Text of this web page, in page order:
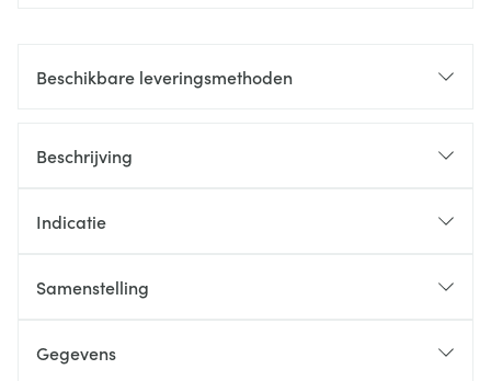
Beschikbare leveringsmethoden
Beschrijving
Indicatie
Samenstelling
Gegevens